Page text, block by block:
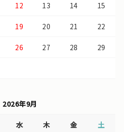
12 13 14 15
19 20 21 22
26 27 28 29
2026年9月
水 木 金 土